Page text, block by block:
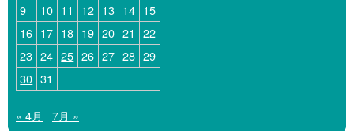
9
10 11 12 13 14 15
16 17 18 19 20 21
22
23 24 25 26 27 28 29
30 31
« 4月 7月 »